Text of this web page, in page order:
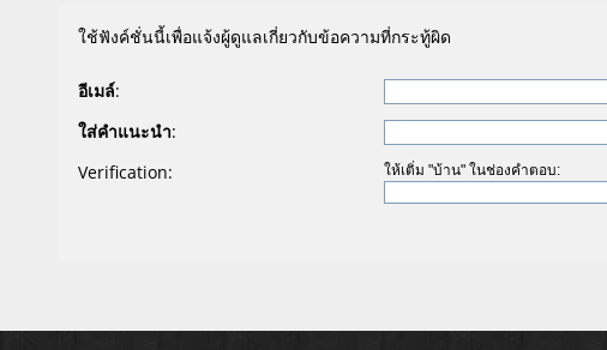
ใช้ฟังค์ชั่นนี้เพื่อแจ้งผู้ดูแลเกี่ยวกับข้อความที่กระทู้ผิด
อีเมล์:
ใส่คำแนะนำ:
Verification:
ให้เติ่ม "บ้าน" ในช่องคำตอบ: